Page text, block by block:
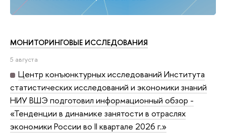
МОНИТОРИНГОВЫЕ ИССЛЕДОВАНИЯ
5 августа
Центр конъюнктурных исследований Института
статистических исследований и экономики знаний
НИУ ВШЭ подготовил информационный обзор -
«Тенденции в динамике занятости в отраслях
экономики России во II квартале 2026 г.»